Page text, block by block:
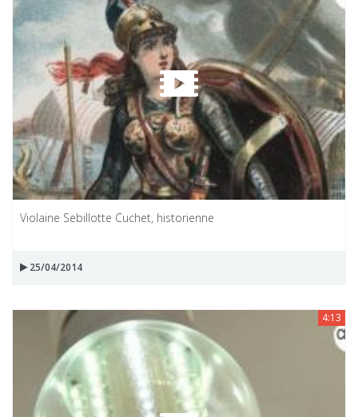
Violaine Sebillotte Cuchet, historienne
25/04/2014
4:13